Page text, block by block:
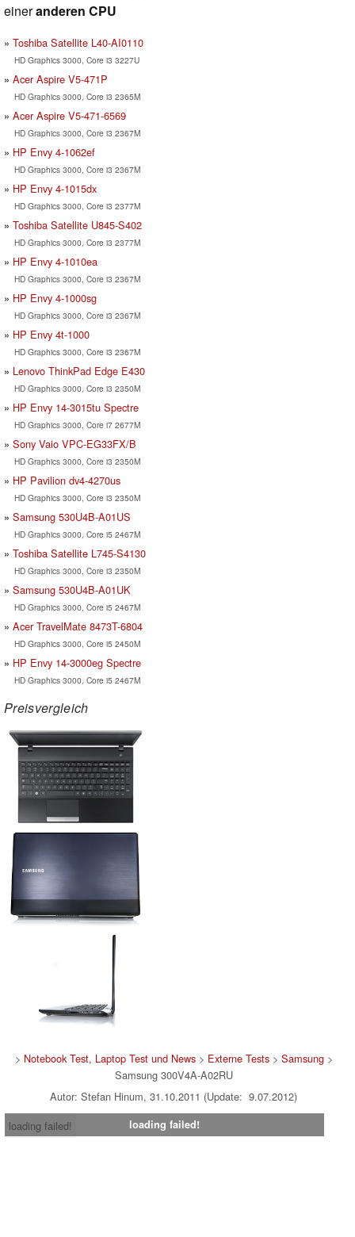
eineranderen CPU
Toshiba Satellite L40-AI0110
HD Graphics 3000, Core i3 3227U
Acer Aspire V5-471P
HD Graphics 3000, Core i3 2365M
Acer Aspire V5-471-6569
HD Graphics 3000, Core i3 2367M
HP Envy 4-1062ef
HD Graphics 3000, Core i3 2367M
HP Envy 4-1015dx
HD Graphics 3000, Core i3 2377M
Toshiba Satellite U845-S402
HD Graphics 3000, Core i3 2377M
HP Envy 4-1010ea
HD Graphics 3000, Core i3 2367M
HP Envy 4-1000sg
HD Graphics 3000, Core i3 2367M
HP Envy 4t-1000
HD Graphics 3000, Core i3 2367M
Lenovo ThinkPad Edge E430
HD Graphics 3000, Core i3 2350M
HP Envy 14-3015tu Spectre
HD Graphics 3000, Core i7 2677M
Sony Vaio VPC-EG33FX/B
HD Graphics 3000, Core i3 2350M
HP Pavilion dv4-4270us
HD Graphics 3000, Core i3 2350M
Samsung 530U4B-A01US
HD Graphics 3000, Core i5 2467M
Toshiba Satellite L745-S4130
HD Graphics 3000, Core i3 2350M
Samsung 530U4B-A01UK
HD Graphics 3000, Core i5 2467M
Acer TravelMate 8473T-6804
HD Graphics 3000, Core i5 2450M
HP Envy 14-3000eg Spectre
HD Graphics 3000, Core i5 2467M
Preisvergleich
> Notebook Test, Laptop Test und News> Externe Tests> Samsung>
Samsung 300V4A-A02RU
Autor: Stefan Hinum, 31.10.2011 (Update: 9.07.2012)
loading failed!
loading failed!